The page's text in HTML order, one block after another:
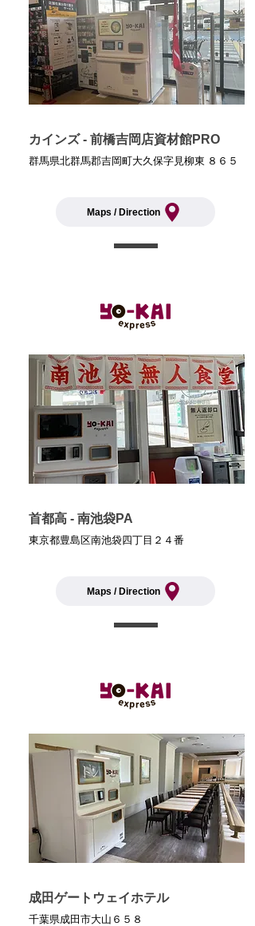
カインズ - 前橋吉岡店資材館PRO
群馬県北群馬郡吉岡町大久保字見柳東 ８６５
Maps / Direction
首都高 - 南池袋PA
東京都豊島区南池袋四丁目２４番
Maps / Direction
成田ゲートウェイホテル
千葉県成田市大山６５８